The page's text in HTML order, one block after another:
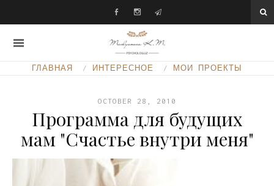
ГЛАВНАЯ ИНТЕРЕСНОЕ МОИ ПРОЕКТЫ
OCTOBER 28, 2010
Программа для будущих
мам "Счастье внутри меня"